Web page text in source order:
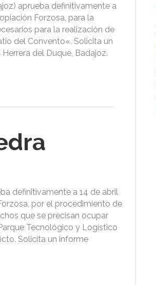
aprueba definitivamente a
Forzosa, para la
para la realización de
del Convento«. Solicita un
del Duque, Badajoz.
definitivamente a 14 de abril
por el procedimiento de
que se precisan ocupar
Tecnológico y Logístico
Solicita un informe